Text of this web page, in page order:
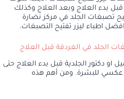
قبل بدء العلاج وبعد العلاج وكذلك
تصبغات الجلد في مركز نضارة
اطباء ليزر تفتيح التصبغات.
الجلد في الغردقة قبل العلاج
او دكتور الجلدية قبل بدء العلاج حتى
للبشرة. ومن أهم هذه